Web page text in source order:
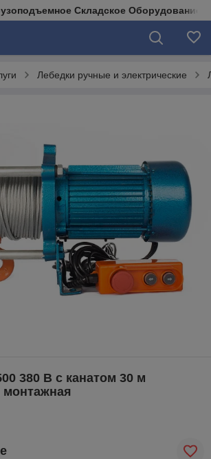
Складское Оборудование
Лебедки ручные и электрические
380 В с канатом 30 м
монтажная